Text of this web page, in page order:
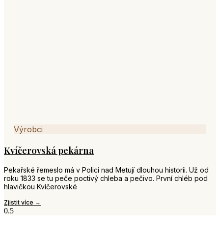
Výrobci
Kvíčerovská pekárna
Pekařské řemeslo má v Polici nad Metují dlouhou historii. Už od
roku 1833 se tu peče poctivý chleba a pečivo. První chléb pod
hlavičkou Kvíčerovské
Zjistit více →